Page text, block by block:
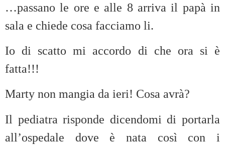
…passano le ore e alle 8 arriva il papà in
sala e chiede cosa facciamo li.
Io di scatto mi accordo di che ora si è
fatta!!!
Marty non mangia da ieri! Cosa avrà?
Il pediatra risponde dicendomi di portarla
all’ospedale dove è nata così con i